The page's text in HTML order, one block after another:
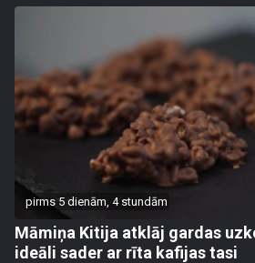
pirms 5 dienām, 4 stundām
Māmiņa Kitija atklāj gardas
ideāli sader ar rīta kafijas tasi